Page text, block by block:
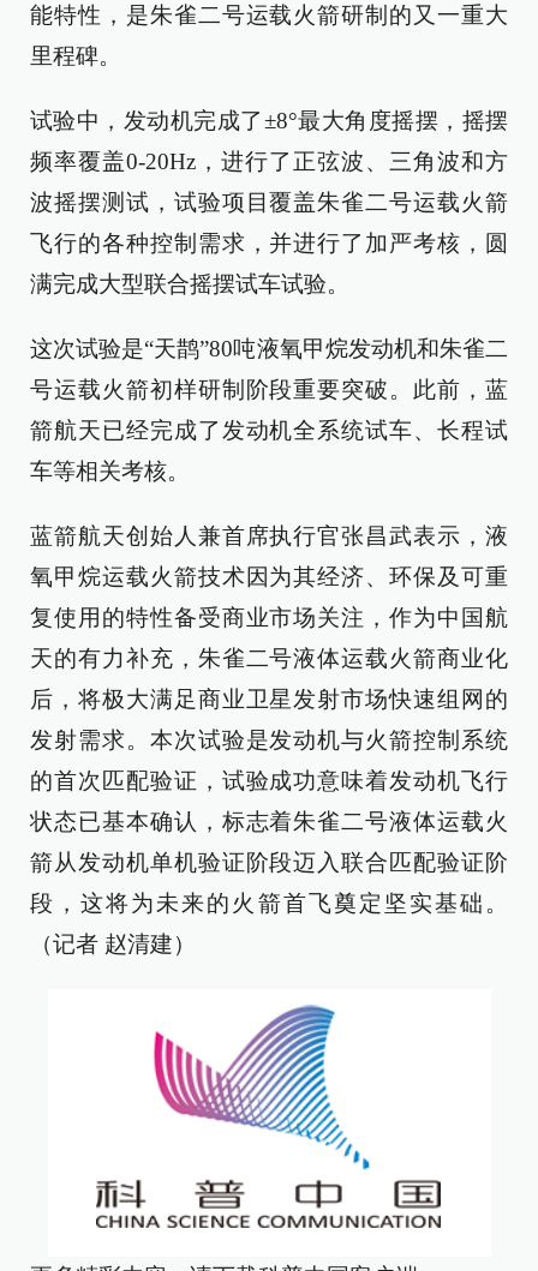
能特性，是朱雀二号运载火箭研制的又一重大
里程碑。
试验中，发动机完成了±8°最大角度摇摆，摇摆
频率覆盖0-20Hz，进行了正弦波、三角波和方
波摇摆测试，试验项目覆盖朱雀二号运载火箭
飞行的各种控制需求，并进行了加严考核，圆
满完成大型联合摇摆试车试验。
这次试验是“天鹊”80吨液氧甲烷发动机和朱雀二
号运载火箭初样研制阶段重要突破。此前，蓝
箭航天已经完成了发动机全系统试车、长程试
车等相关考核。
蓝箭航天创始人兼首席执行官张昌武表示，液
氧甲烷运载火箭技术因为其经济、环保及可重
复使用的特性备受商业市场关注，作为中国航
天的有力补充，朱雀二号液体运载火箭商业化
后，将极大满足商业卫星发射市场快速组网的
发射需求。本次试验是发动机与火箭控制系统
的首次匹配验证，试验成功意味着发动机飞行
状态已基本确认，标志着朱雀二号液体运载火
箭从发动机单机验证阶段迈入联合匹配验证阶
段，这将为未来的火箭首飞奠定坚实基础。
（记者 赵清建）